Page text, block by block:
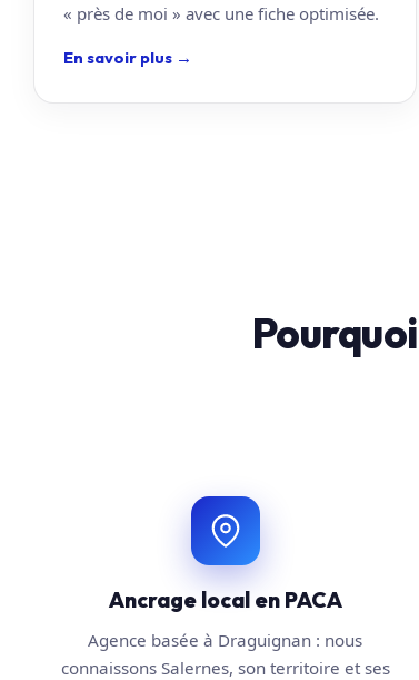
« près de moi » avec une fiche optimisée.
En savoir plus →
Ancrage local en PACA
Agence basée à Draguignan : nous
connaissons Salernes, son territoire et ses